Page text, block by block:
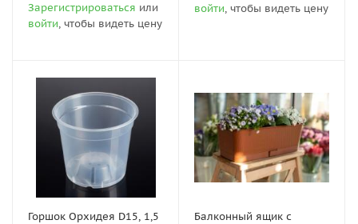
Зарегистрироваться или
войти, чтобы видеть цену
войти, чтобы видеть цену
Горшок Орхидея D15, 1,5
Балконный ящик с